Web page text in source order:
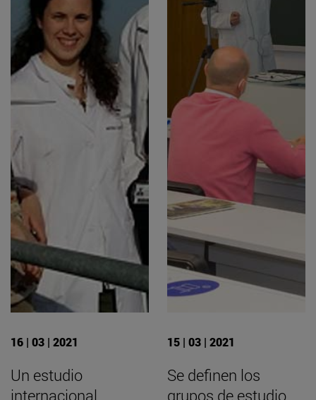
16 | 03 | 2021
Un estudio
internacional
15 | 03 | 2021
Se definen los
grupos de estudio